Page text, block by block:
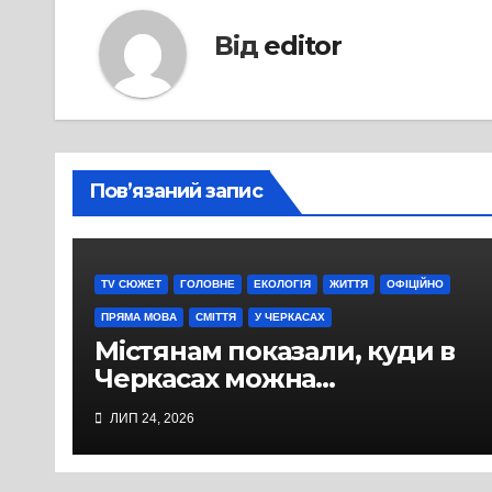
Від editor
Пов’язаний запис
TV СЮЖЕТ ГОЛОВНЕ ЕКОЛОГІЯ ЖИТТЯ ОФІЦІЙНО
ПРЯМА МОВА СМІТТЯ У ЧЕРКАСАХ
Містянам показали, куди в
Черкасах можна
безкоштовно здати старі
меблі, будівельне сміття та
гілля
ЛИП 24, 2026